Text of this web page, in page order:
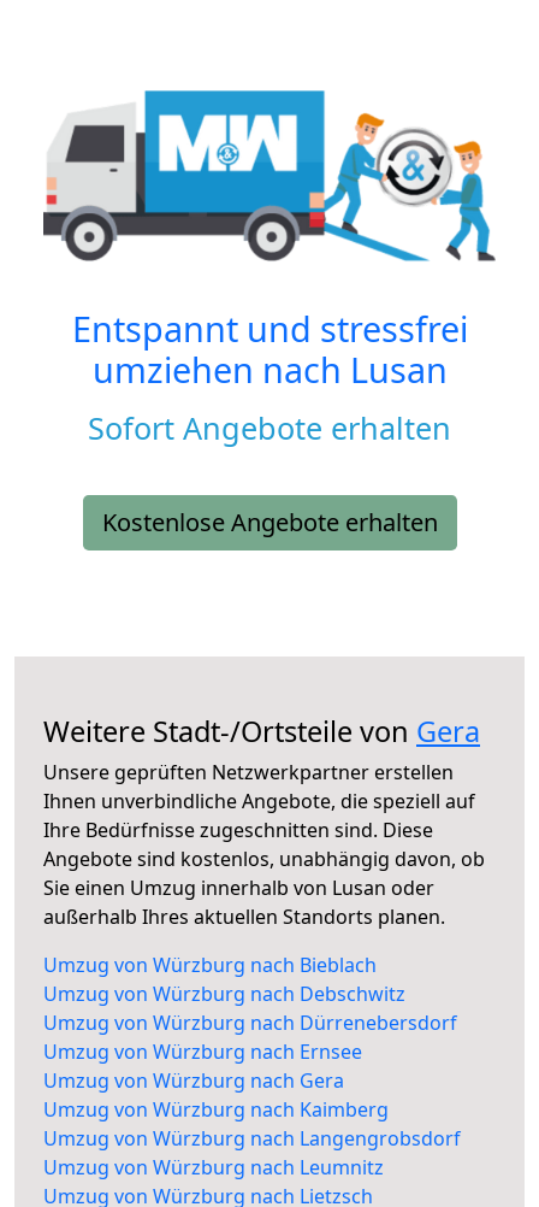
Entspannt und stressfrei
umziehen nach Lusan
Sofort Angebote erhalten
Kostenlose Angebote erhalten
Weitere Stadt-/Ortsteile von Gera
Unsere geprüften Netzwerkpartner erstellen
Ihnen unverbindliche Angebote, die speziell auf
Ihre Bedürfnisse zugeschnitten sind. Diese
Angebote sind kostenlos, unabhängig davon, ob
Sie einen Umzug innerhalb von Lusan oder
außerhalb Ihres aktuellen Standorts planen.
Umzug von Würzburg nach Bieblach
Umzug von Würzburg nach Debschwitz
Umzug von Würzburg nach Dürrenebersdorf
Umzug von Würzburg nach Ernsee
Umzug von Würzburg nach Gera
Umzug von Würzburg nach Kaimberg
Umzug von Würzburg nach Langengrobsdorf
Umzug von Würzburg nach Leumnitz
Umzug von Würzburg nach Lietzsch